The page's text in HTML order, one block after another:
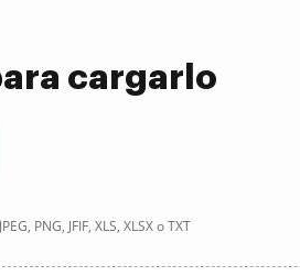
cargarlo
PNG, JFIF, XLS, XLSX o TXT